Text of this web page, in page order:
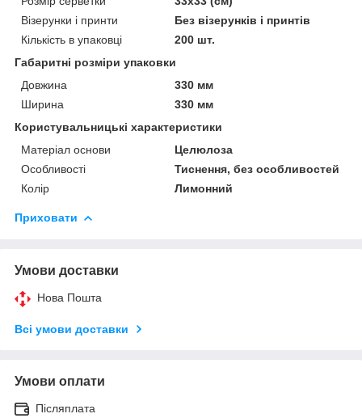
Візерунки і принти
Без візерунків і принтів
Кількість в упаковці
200 шт.
Габаритні розміри упаковки
Довжина
330 мм
Ширина
330 мм
Користувальницькі характеристики
Матеріал основи
Целюлоза
Особливості
Тиснення, без особливостей
Колір
Лимонний
Приховати
Умови доставки
Нова Пошта
Всі умови доставки
Умови оплати
Післяплата